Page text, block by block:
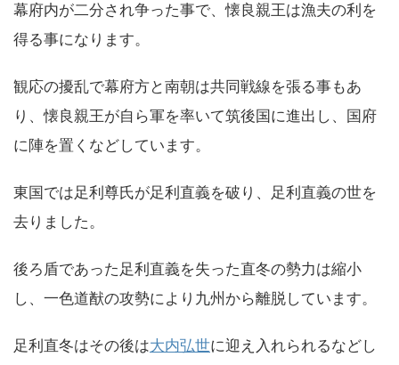
幕府内が二分され争った事で、懐良親王は漁夫の利を
得る事になります。
観応の擾乱で幕府方と南朝は共同戦線を張る事もあ
り、懐良親王が自ら軍を率いて筑後国に進出し、国府
に陣を置くなどしています。
東国では足利尊氏が足利直義を破り、足利直義の世を
去りました。
後ろ盾であった足利直義を失った直冬の勢力は縮小
し、一色道猷の攻勢により九州から離脱しています。
足利直冬はその後は大内弘世に迎え入れられるなどし